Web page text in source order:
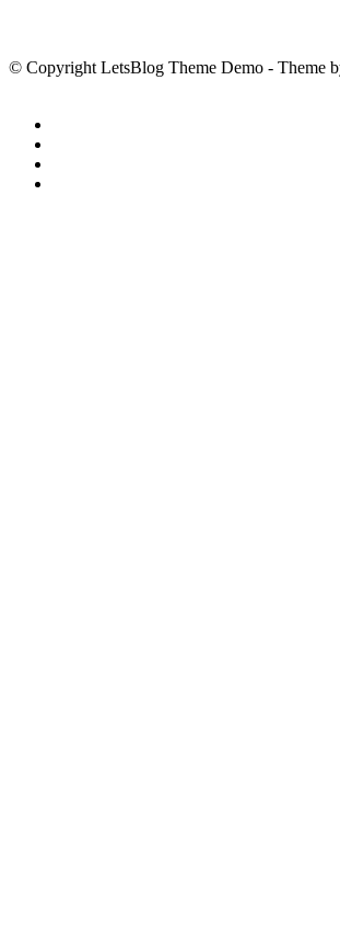
© Copyright LetsBlog Theme Demo - Theme